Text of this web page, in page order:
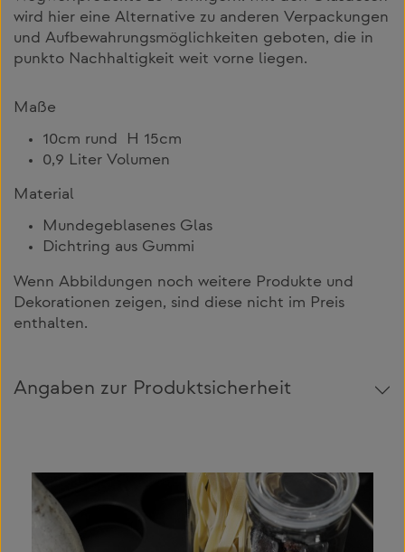
wird hier eine Alternative zu anderen Verpackungen
und Aufbewahrungsmöglichkeiten geboten, die in
punkto Nachhaltigkeit weit vorne liegen.
Maße
10cm rund H 15cm
0,9 Liter Volumen
Material
Mundegeblasenes Glas
Dichtring aus Gummi
Wenn Abbildungen noch weitere Produkte und
Dekorationen zeigen, sind diese nicht im Preis
enthalten.
Angaben zur Produktsicherheit